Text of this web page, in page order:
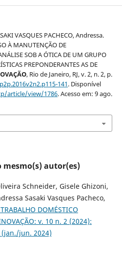
VASQUES PACHECO, Andressa.
À MANUTENÇÃO DE
SOB A ÓTICA DE UM GRUPO
PREPONDERANTES AS DE
, Rio de Janeiro, RJ, v. 2, n. 2, p.
141. Disponível
article/view/1786. Acesso em: 9 ago.
autor(es)
Schneider, Gisele Ghizoni,
Sasaki Vasques Pacheco,
DOMÉSTICO
v. 10 n. 2 (2024):
jun. 2024)